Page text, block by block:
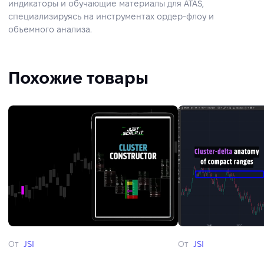
индикаторы и обучающие материалы для ATAS,
специализируясь на инструментах ордер-флоу и
объемного анализа.
Похожие товары
От JSI От JSI